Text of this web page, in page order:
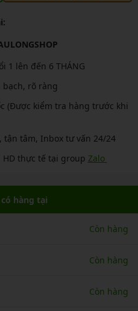
1 lên đến 6 THÁNG
rõ ràng
(Được kiểm tra hàng trước khi
tâm, Inbox tư vấn 24/24
thực tế tại group Zalo
hàng tại
Còn hàng
Còn hàng
Còn hàng